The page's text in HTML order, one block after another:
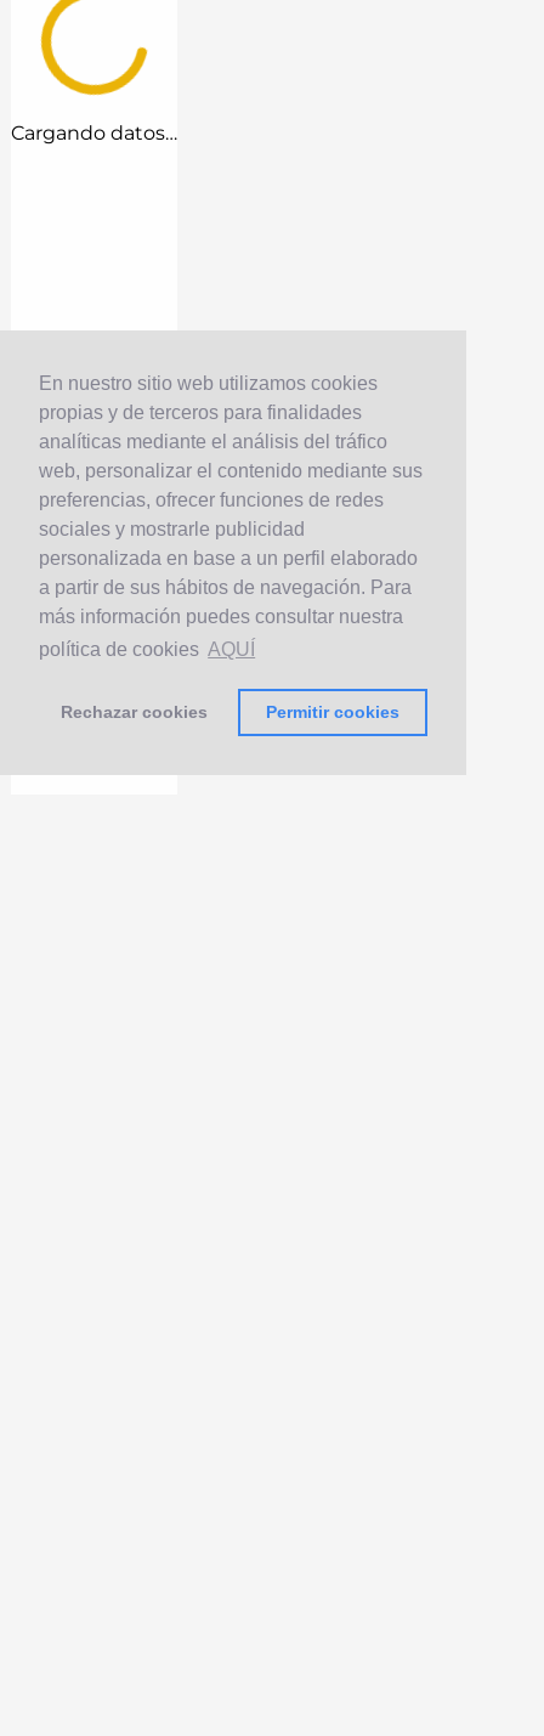
En nuestro sitio web utilizamos cookies
propias y de terceros para finalidades
analíticas mediante el análisis del tráfico
web, personalizar el contenido mediante sus
preferencias, ofrecer funciones de redes
sociales y mostrarle publicidad
personalizada en base a un perfil elaborado
a partir de sus hábitos de navegación. Para
más información puedes consultar nuestra
política de cookies AQUÍ
Rechazar cookies Permitir cookies
Cargando datos…